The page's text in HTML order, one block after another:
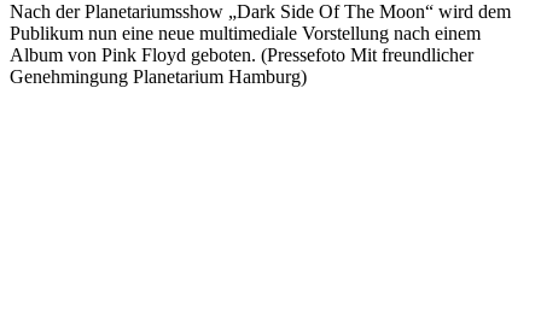
Nach der Planetariumsshow „Dark Side Of The Moon“ wird dem
Publikum nun eine neue multimediale Vorstellung nach einem
Album von Pink Floyd geboten. (Pressefoto Mit freundlicher
Genehmingung Planetarium Hamburg)